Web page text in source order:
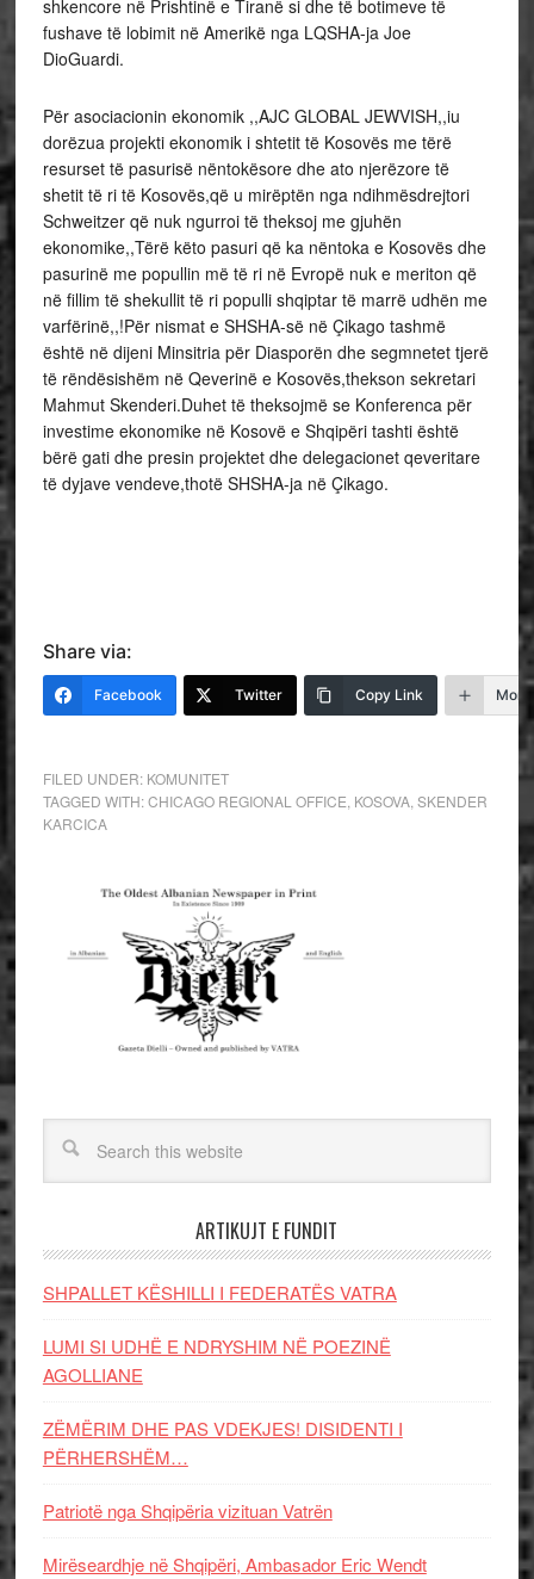
shkencore në Prishtinë e Tiranë si dhe të botimeve të
fushave të lobimit në Amerikë nga LQSHA-ja Joe
DioGuardi.
Për asociacionin ekonomik ,,AJC GLOBAL JEWVISH,,iu
dorëzua projekti ekonomik i shtetit të Kosovës me tërë
resurset të pasurisë nëntokësore dhe ato njerëzore të
shetit të ri të Kosovës,që u mirëptën nga ndihmësdrejtori
Schweitzer që nuk ngurroi të theksoj me gjuhën
ekonomike,,Tërë këto pasuri që ka nëntoka e Kosovës dhe
pasurinë me popullin më të ri në Evropë nuk e meriton që
në fillim të shekullit të ri populli shqiptar të marrë udhën me
varfërinë,,!Për nismat e SHSHA-së në Çikago tashmë
është në dijeni Minsitria për Diasporën dhe segmnetet tjerë
të rëndësishëm në Qeverinë e Kosovës,thekson sekretari
Mahmut Skenderi.Duhet të theksojmë se Konferenca për
investime ekonomike në Kosovë e Shqipëri tashti është
bërë gati dhe presin projektet dhe delegacionet qeveritare
të dyjave vendeve,thotë SHSHA-ja në Çikago.
Share via:
Facebook Twitter Copy Link More
FILED UNDER: KOMUNITET
TAGGED WITH:CHICAGO REGIONAL OFFICE KOSOVA, SKENDER
KARCICA
ARTIKUJT E FUNDIT
SHPALLET KËSHILLI I FEDERATËS VATRA
LUMI SI UDHË E NDRYSHIM NË POEZINË
AGOLLIANE
ZËMËRIM DHE PAS VDEKJES! DISIDENTI I
PËRHERSHËM…
Patriotë nga Shqipëria vizituan Vatrën
Mirëseardhje në Shqipëri, Ambasador Eric Wendt